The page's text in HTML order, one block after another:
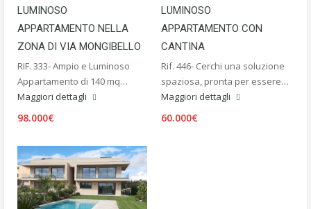
LUMINOSO
APPARTAMENTO NELLA
ZONA DI VIA MONGIBELLO
RIF. 333- Ampio e Luminoso
Appartamento di 140 mq…
Maggiori dettagli
98.000€
LUMINOSO
APPARTAMENTO CON
CANTINA
Rif. 446- Cerchi una soluzione
spaziosa, pronta per essere…
Maggiori dettagli
60.000€